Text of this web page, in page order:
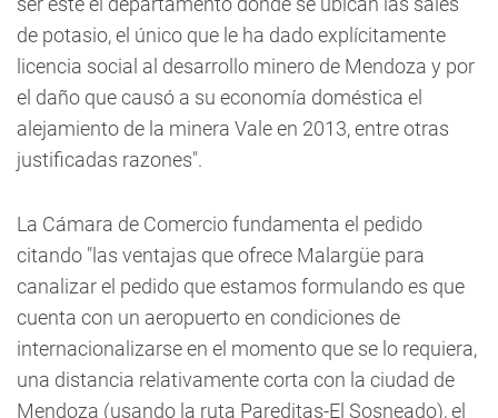
de potasio, el único que le ha dado explícitamente
licencia social al desarrollo minero de Mendoza y por
el daño que causó a su economía doméstica el
alejamiento de la minera Vale en 2013, entre otras
justificadas razones".
La Cámara de Comercio fundamenta el pedido
citando "las ventajas que ofrece Malargüe para
canalizar el pedido que estamos formulando es que
cuenta con un aeropuerto en condiciones de
internacionalizarse en el momento que se lo requiera,
una distancia relativamente corta con la ciudad de
Mendoza (usando la ruta Pareditas-El Sosneado), el